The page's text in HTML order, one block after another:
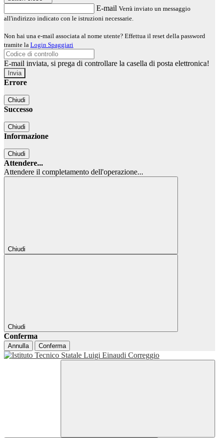
E-mail Verrà inviato un messaggio
all'indirizzo indicato con le istruzioni necessarie.
Non hai una e-mail associata al nome utente? Effettua il reset della password
tramite la Login Spaggiari
E-mail inviata, si prega di controllare la casella di posta elettronica!
Errore
Chiudi
Successo
Chiudi
Informazione
Chiudi
Attendere...
Attendere il completamento dell'operazione...
Chiudi
Chiudi
Conferma
Annulla Conferma